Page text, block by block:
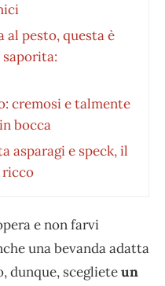
al pesto, questa è
saporita:
cremosi e talmente
bocca
asparagi e speck, il
ricco
e non farvi
una bevanda adatta
dunque, sceglieteun